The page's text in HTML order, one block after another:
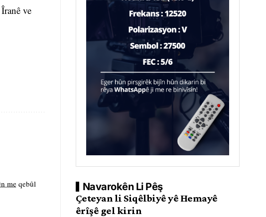
ve
meqebûl
Navarokên Li Pêş
Çeteyan li Siqêlbiyê yê Hemayê
êrîşê gel kirin